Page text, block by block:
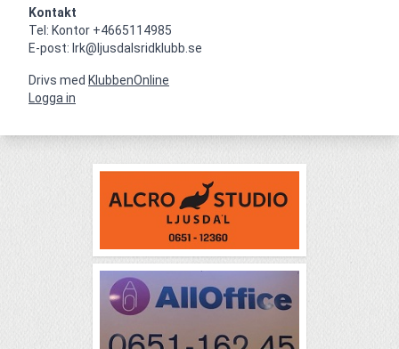
Kontakt
Tel: Kontor +4665114985
E-post: lrk@ljusdalsridklubb.se
Drivs med KlubbenOnline
Logga in